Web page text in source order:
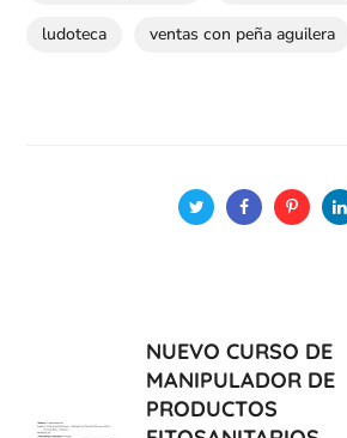
ludoteca ventas con peña aguilera
NUEVO CURSO DE
MANIPULADOR DE
PRODUCTOS